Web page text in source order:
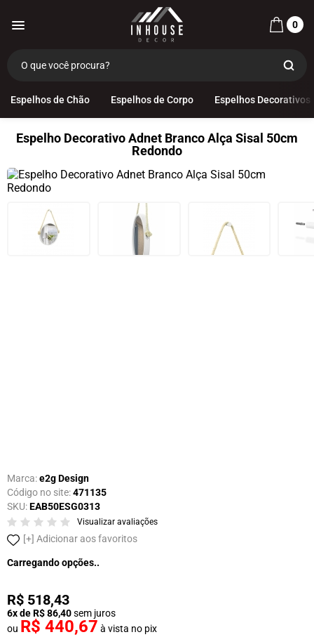
0
Espelhos de Chão Espelhos de Corpo Espelhos Decorativos
Espelho Decorativo Adnet Branco Alça Sisal 50cm
Redondo
Marca:e2g Design
Código no site:471135
SKU:EAB50ESG0313
Visualizar avaliações
Adicionar aos favoritos
Carregando opções..
R$ 518,43
6x de R$ 86,40sem juros
ou R$ 440,67 à vista no pix